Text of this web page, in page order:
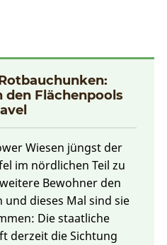
den Flächenpools
Wiesen jüngst der
im nördlichen Teil zu
Bewohner den
dieses Mal sind sie
Die staatliche
derzeit die Sichtung